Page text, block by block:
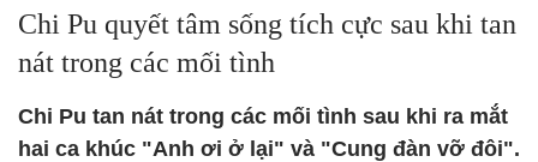
Chi Pu quyết tâm sống tích cực sau khi tan
nát trong các mối tình
Chi Pu tan nát trong các mối tình sau khi ra mắt
hai ca khúc "Anh ơi ở lại" và "Cung đàn vỡ đôi".